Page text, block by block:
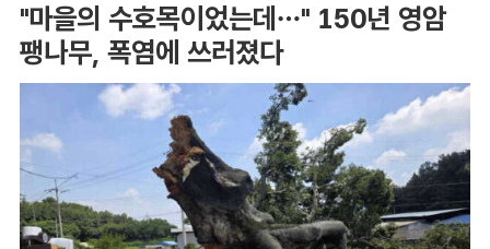
"마을의 수호목이었는데…" 150년 영암
팽나무, 폭염에 쓰러졌다